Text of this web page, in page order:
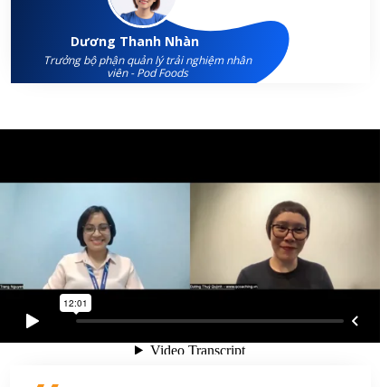
Dương Thanh Nhàn
Trưởng bộ phận quản lý trải nghiệm nhân
viên - Pod Foods